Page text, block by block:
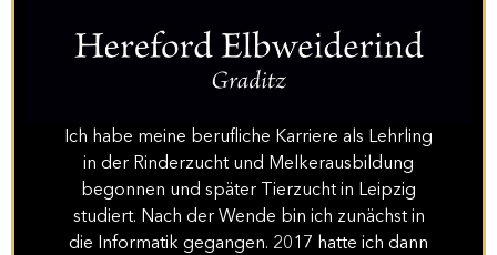
Ich habe meine berufliche Karriere als Lehrling
in der Rinderzucht und Melkerausbildung
begonnen und später Tierzucht in Leipzig
studiert. Nach der Wende bin ich zunächst in
die Informatik gegangen. 2017 hatte ich dann